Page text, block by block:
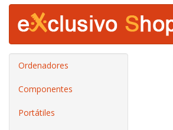
Ordenadores
Componentes
Portátiles